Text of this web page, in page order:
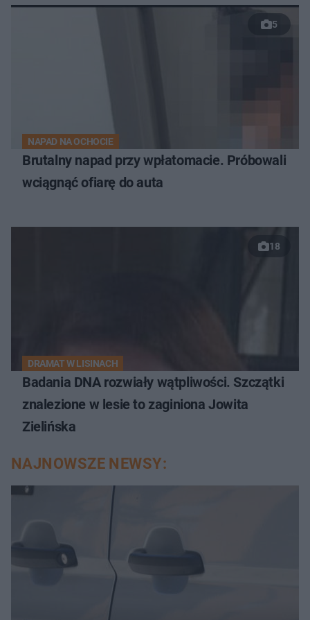
5
NAPAD NA OCHOCIE
Brutalny napad przy wpłatomacie. Próbowali
wciągnąć ofiarę do auta
18
DRAMAT W LISINACH
Badania DNA rozwiały wątpliwości. Szczątki
znalezione w lesie to zaginiona Jowita
Zielińska
NAJNOWSZE NEWSY: